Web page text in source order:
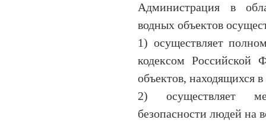
Администрация в
водных объектов
1) осуществляет
кодексом Российской
объектов, находящихся
2) осуществляет
безопасности людей на